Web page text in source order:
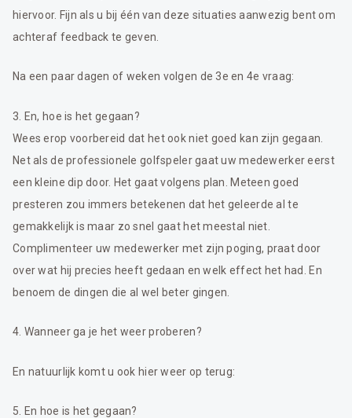
hiervoor. Fijn als u bij één van deze situaties aanwezig bent om
achteraf feedback te geven.
Na een paar dagen of weken volgen de 3e en 4e vraag:
3. En, hoe is het gegaan?
Wees erop voorbereid dat het ook niet goed kan zijn gegaan.
Net als de professionele golfspeler gaat uw medewerker eerst
een kleine dip door. Het gaat volgens plan. Meteen goed
presteren zou immers betekenen dat het geleerde al te
gemakkelijk is maar zo snel gaat het meestal niet.
Complimenteer uw medewerker met zijn poging, praat door
over wat hij precies heeft gedaan en welk effect het had. En
benoem de dingen die al wel beter gingen.
4. Wanneer ga je het weer proberen?
En natuurlijk komt u ook hier weer op terug:
5. En hoe is het gegaan?